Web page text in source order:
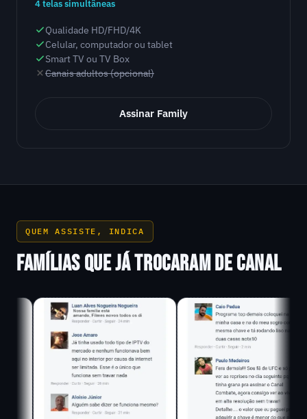
4 telas simultâneas
Qualidade HD/FHD/4K
Celular, computador ou tablet
Smart TV ou TV Box
Canais adultos (opcional)
Assinar Family
QUEM ASSISTE, INDICA
FAMÍLIAS QUE JÁ TROCARAM DE CANAL